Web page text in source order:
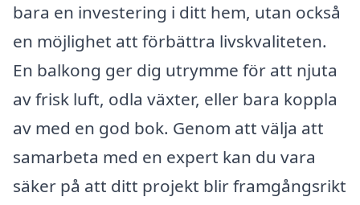
bara en investering i ditt hem, utan också
en möjlighet att förbättra livskvaliteten.
En balkong ger dig utrymme för att njuta
av frisk luft, odla växter, eller bara koppla
av med en god bok. Genom att välja att
samarbeta med en expert kan du vara
säker på att ditt projekt blir framgångsrikt